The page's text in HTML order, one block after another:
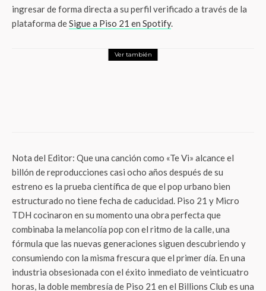
ingresar de forma directa a su perfil verificado a través de la
plataforma deSigue a Piso 21 en Spotify.
Ver también
Nota del Editor: Que una canción como «Te Vi» alcance el
billón de reproducciones casi ocho años después de su
estreno es la prueba científica de que el pop urbano bien
estructurado no tiene fecha de caducidad. Piso 21 y Micro
TDH cocinaron en su momento una obra perfecta que
combinaba la melancolía pop con el ritmo de la calle, una
fórmula que las nuevas generaciones siguen descubriendo y
consumiendo con la misma frescura que el primer día. En una
industria obsesionada con el éxito inmediato de veinticuatro
horas, la doble membresía de Piso 21 en el Billions Club es una